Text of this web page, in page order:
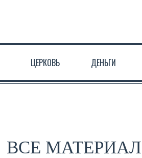
ЦЕРКОВЬ ДЕНЬГИ
ВСЕ